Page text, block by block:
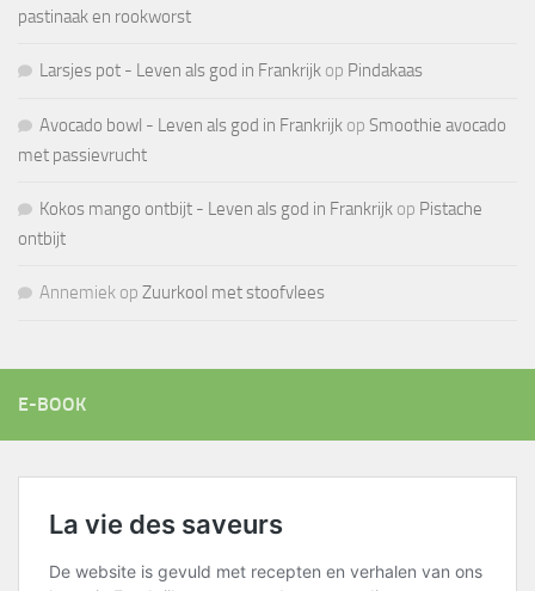
pastinaak en rookworst
Larsjes pot - Leven als god in Frankrijk op Pindakaas
Avocado bowl - Leven als god in Frankrijk op Smoothie avocado
met passievrucht
Kokos mango ontbijt - Leven als god in Frankrijk op Pistache
ontbijt
Annemiek op Zuurkool met stoofvlees
E-BOOK